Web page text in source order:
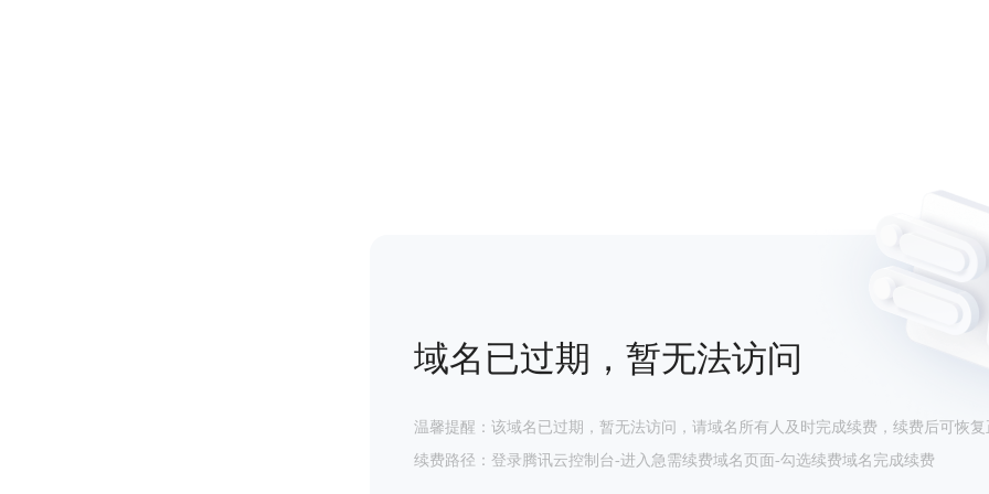
域名已过期，暂无法访问
温馨提醒：该域名已过期，暂无法访问，请域名所有人及时完成续费，续费后可恢复
续费路径：登录腾讯云控制台-进入急需续费域名页面-勾选续费域名完成续费